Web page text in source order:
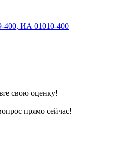
400, ИА 01010-400
свою оценку!
прямо сейчас!